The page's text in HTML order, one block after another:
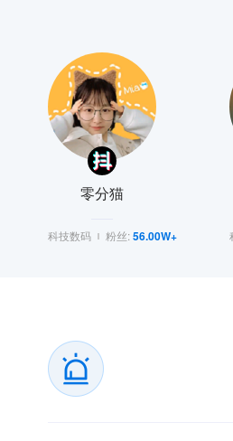
零分猫
科技数码 粉丝:56.00W+